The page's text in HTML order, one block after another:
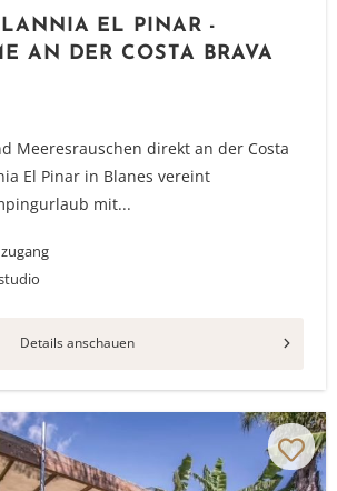
EL PINAR -
AN DER COSTA BRAVA
Meeresrauschen direkt an der Costa
El Pinar in Blanes vereint
mit...
Details anschauen